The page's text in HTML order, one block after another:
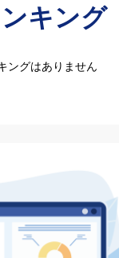
キング
ングはありません